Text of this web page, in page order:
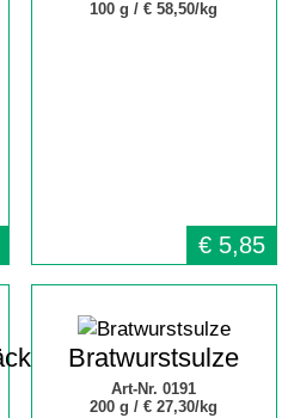
100 g /€ 58,50/kg
€ 5,85
Bratwurstsulze
Art-Nr. 0191
200 g /€ 27,30/kg